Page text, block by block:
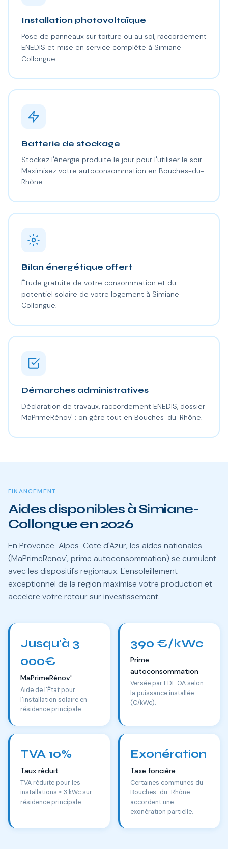
Installation photovoltaïque
Pose de panneaux sur toiture ou au sol, raccordement
ENEDIS et mise en service complète à Simiane-
Collongue.
Batterie de stockage
Stockez l'énergie produite le jour pour l'utiliser le soir.
Maximisez votre autoconsommation en Bouches-du-
Rhône.
Bilan énergétique offert
Étude gratuite de votre consommation et du
potentiel solaire de votre logement à Simiane-
Collongue.
Démarches administratives
Déclaration de travaux, raccordement ENEDIS, dossier
MaPrimeRénov' : on gère tout en Bouches-du-Rhône.
FINANCEMENT
Aides disponibles à Simiane-
Collongue en 2026
En Provence-Alpes-Cote d'Azur, les aides nationales
(MaPrimeRenov', prime autoconsommation) se cumulent
avec les dispositifs regionaux. L'ensoleillement
exceptionnel de la region maximise votre production et
accelere votre retour sur investissement.
Jusqu'à 3
000€
MaPrimeRénov'
Aide de l'État pour
l'installation solaire en
résidence principale.
390 €/kWc
Prime
autoconsommation
Versée par EDF OA selon
la puissance installée
(€/kWc).
TVA 10%
Taux réduit
TVA réduite pour les
installations ≤ 3 kWc sur
résidence principale.
Exonération
Taxe foncière
Certaines communes du
Bouches-du-Rhône
accordent une
exonération partielle.